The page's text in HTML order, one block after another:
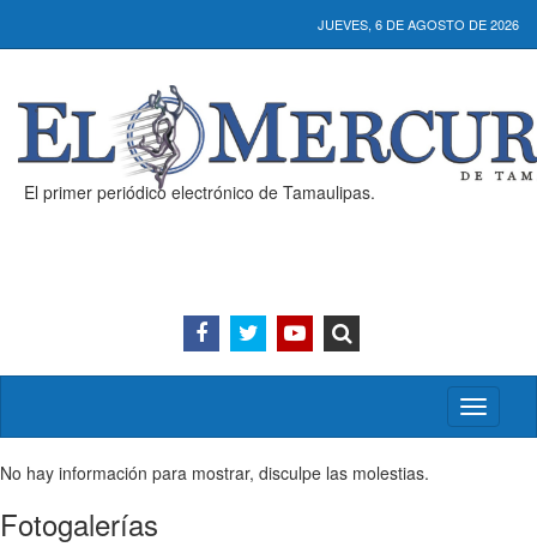
JUEVES, 6 DE AGOSTO DE 2026
El primer periódico electrónico de Tamaulipas.
Activar/
menú
No hay información para mostrar, disculpe las molestias.
Fotogalerías